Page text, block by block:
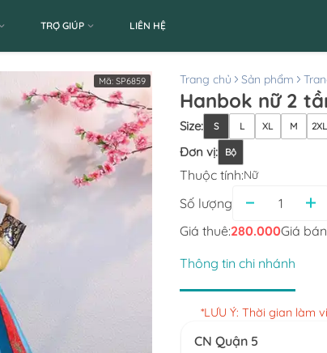
TRỢ GIÚP LIÊN HỆ
Mã: SP6859 Trang chủ Sản phẩm
Hanbok nữ 2
Size: S L XL M 2XL
Đơn vị: Bộ
Thuộc tính:Nữ
Số lượng
Giá thuê:280.000Giá
Thông tin chi nhánh
*LƯU Ý: Thời gian làm
CN Quận 5